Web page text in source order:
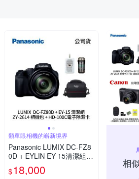
類單眼相機的嶄新境界
Panasonic LUMIX DC-FZ8
0D + EYLIN EY-15清潔組 +
SunLight ZY-2614相機包 +
EirMai 銳瑪 HD-100C電子
$18,000 相